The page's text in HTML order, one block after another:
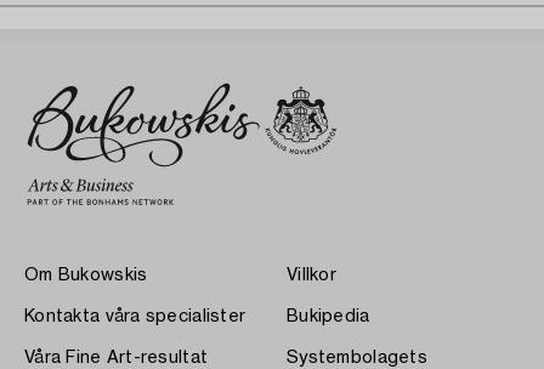
Om Bukowskis
Kontakta våra specialister
Våra Fine Art-resultat
Villkor
Bukipedia
Systembolagets